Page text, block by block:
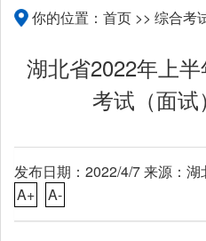
你的位置： 首页 >> 综合考
湖北省2022年上
考试（面
发布日期：2022/4/7 来源：
A+
A-